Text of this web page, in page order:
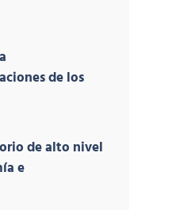
derechos
por
y la
de los
de alto nivel
e